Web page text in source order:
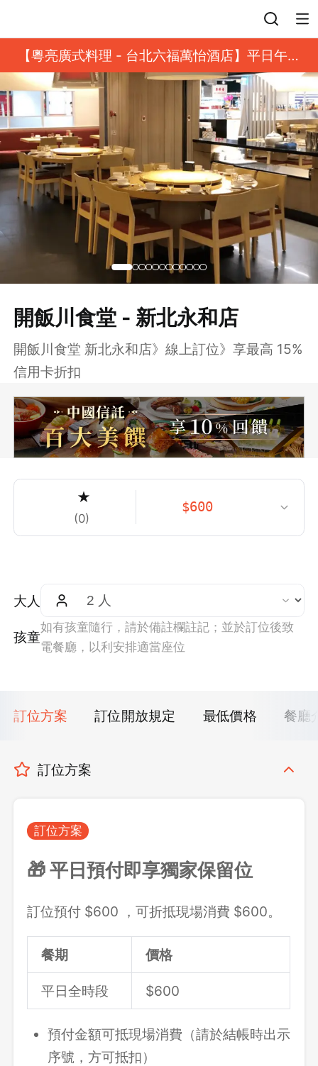
【粵亮廣式料理 - 台北六福萬怡酒店】平日午餐
8 折起｜靓港點套餐
開飯川食堂 - 新北永和店
開飯川食堂 新北永和店》線上訂位》享最高 15%
信用卡折扣
★
(0)
$600
大人
孩童
如有孩童隨行，請於備註欄註記；並於訂位後致
電餐廳，以利安排適當座位
訂位方案 訂位開放規定 最低價格 餐廳
訂位方案
訂位方案
🎁 平日預付即享獨家保留位
訂位預付 $600 ，可折抵現場消費 $600。
餐期 價格
平日全時段 $600
預付金額可抵現場消費（請於結帳時出示
序號，方可抵扣）